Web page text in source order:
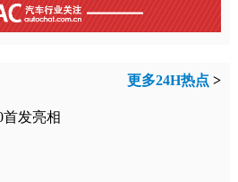
更多24H热点 >
发亮相